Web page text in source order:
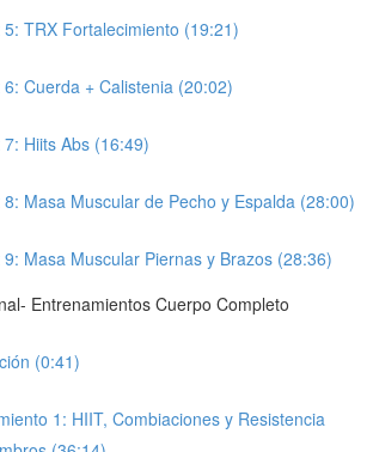
TRX Fortalecimiento (19:21)
Cuerda + Calistenia (20:02)
Hiits Abs (16:49)
Masa Muscular de Pecho y Espalda (28:00)
Masa Muscular Piernas y Brazos (28:36)
Entrenamientos Cuerpo Completo
(0:41)
1: HIIT, Combiaciones y Resistencia